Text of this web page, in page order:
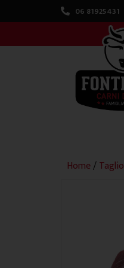
al
06 81925431
Home/Taglio